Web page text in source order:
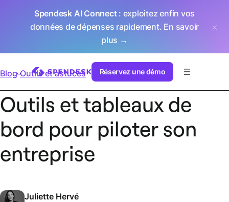
Spendesk AI Connect: exploitez enfin vos
données de dépenses rapidement. En savoir
plus →
Réservez une démo
Blog Outils et astuces
Outils et tableaux de
bord pour piloter son
entreprise
Juliette Hervé